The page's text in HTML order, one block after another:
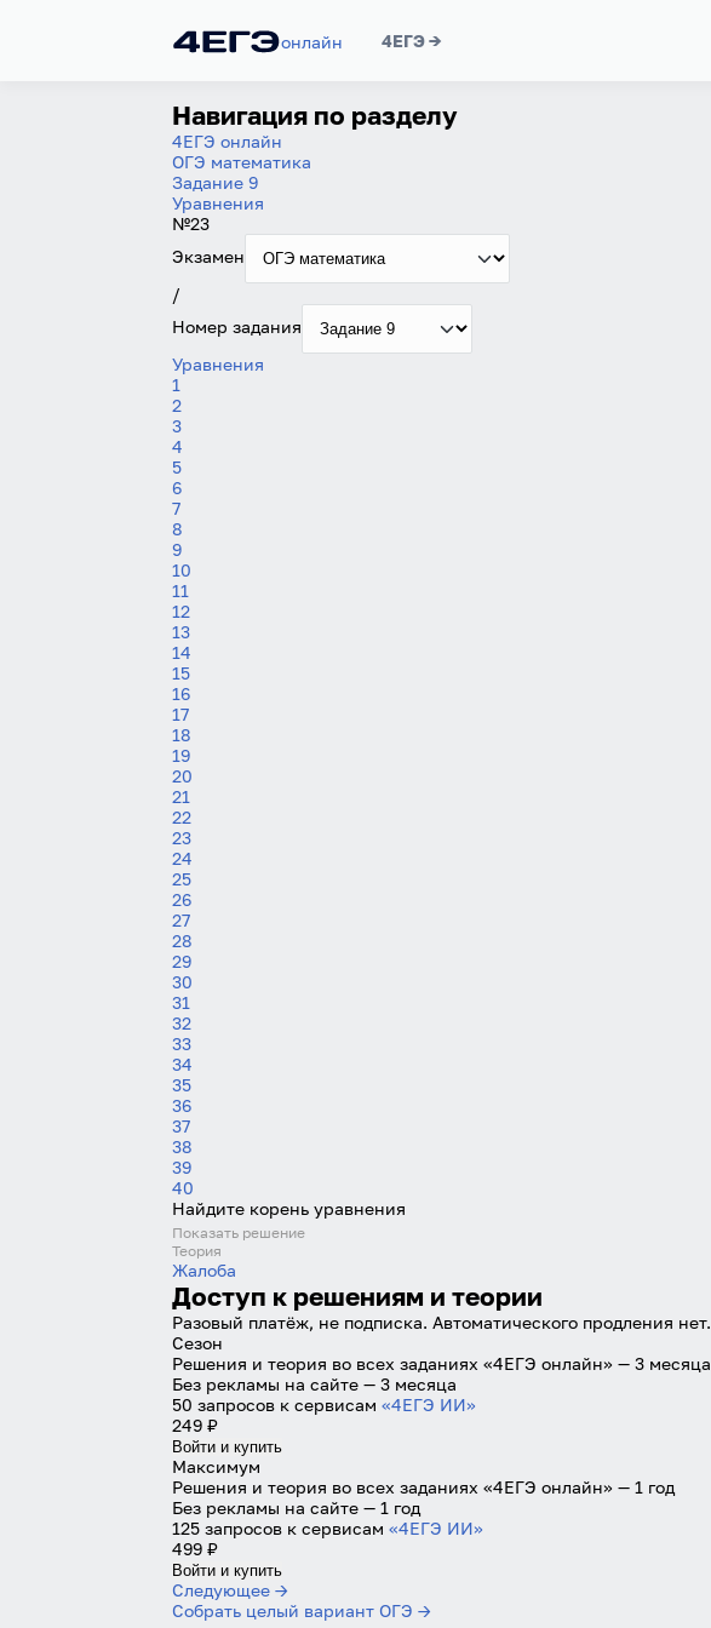
онлайн 4ЕГЭ →
Навигация по разделу
4ЕГЭ онлайн
ОГЭ математика
Задание 9
Уравнения
№23
Экзамен
/
Номер задания
Уравнения
1
2
3
4
5
6
7
8
9
10
11
12
13
14
15
16
17
18
19
20
21
22
23
24
25
26
27
28
29
30
31
32
33
34
35
36
37
38
39
40
Найдите корень уравнения
Показать решение
Теория
Жалоба
Доступ к решениям и теории
Разовый платёж, не подписка. Автоматического продления нет.
Сезон
Решения и теория во всех заданиях «4ЕГЭ онлайн» — 3 месяца
Без рекламы на сайте — 3 месяца
50 запросов к сервисам «4ЕГЭ ИИ»
249 ₽
Войти и купить
Максимум
Решения и теория во всех заданиях «4ЕГЭ онлайн» — 1 год
Без рекламы на сайте — 1 год
125 запросов к сервисам «4ЕГЭ ИИ»
499 ₽
Войти и купить
Следующее →
Собрать целый вариант ОГЭ →